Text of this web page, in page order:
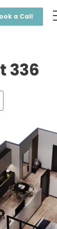
a Call
336